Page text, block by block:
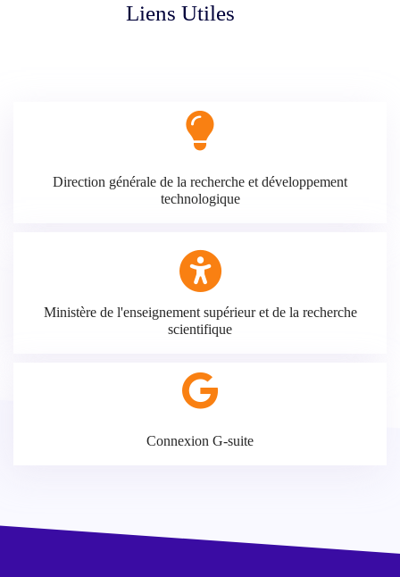
Liens Utiles
Direction générale de la recherche et développement
technologique
Ministère de l'enseignement supérieur et de la recherche
scientifique
Connexion G-suite